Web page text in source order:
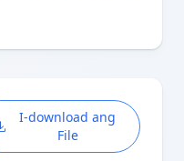
I-download ang
File